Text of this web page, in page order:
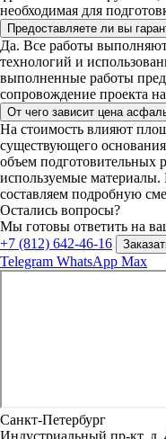
необходимая для
Предоставляете ли вы
Да. Все работы
технологий и
выполненные работы
сопровождение проекта
От чего зависит цена
На стоимость влияют
существующего
объем подготовительных
используемые
составляем подробную
Остались вопросы?
Мы готовы ответить на
+7 (812) 642-46-16
Telegram WhatsApp Max
Санкт-Петербург